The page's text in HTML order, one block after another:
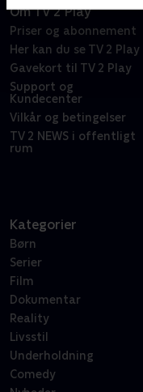
Om TV 2 Play
Priser og abonnement
Her kan du se TV 2 Play
Gavekort til TV 2 Play
Support og
Kundecenter
Vilkår og betingelser
TV 2 NEWS i offentligt
rum
Kategorier
Børn
Serier
Film
Dokumentar
Reality
Livsstil
Underholdning
Comedy